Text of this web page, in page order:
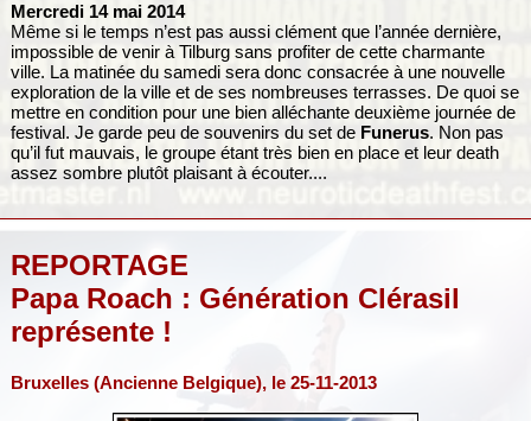
Mercredi 14 mai 2014
Même si le temps n’est pas aussi clément que l’année dernière,
impossible de venir à Tilburg sans profiter de cette charmante
ville. La matinée du samedi sera donc consacrée à une nouvelle
exploration de la ville et de ses nombreuses terrasses. De quoi se
mettre en condition pour une bien alléchante deuxième journée de
festival. Je garde peu de souvenirs du set de Funerus. Non pas
qu’il fut mauvais, le groupe étant très bien en place et leur death
assez sombre plutôt plaisant à écouter....
REPORTAGE
Papa Roach : Génération Clérasil
représente !
Bruxelles (Ancienne Belgique), le 25-11-2013